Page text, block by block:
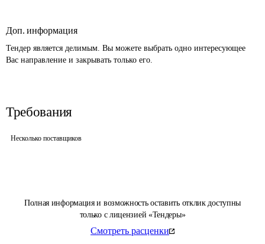
Полная информация и возможность оставить отклик доступны
только с лицензией «Тендеры»
Смотреть расценки
Доп. информация
Тендер является делимым. Вы можете выбрать одно интересующее
Вас направление и закрывать только его.
Требования
Несколько поставщиков